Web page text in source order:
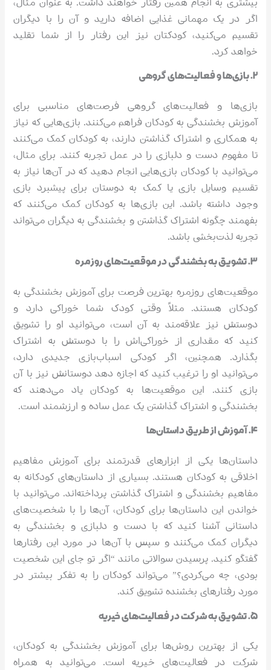
بیشتری به انجام همین رفتار خواهند داشت. به عنوان مثال،
اگر در یک مهمانی غذایی اضافه دارید و آن را با دیگران
تقسیم می‌کنید، کودکتان نیز این رفتار را از شما تقلید
خواهد کرد.
۲. بازی‌ها و فعالیت‌های گروهی
بازی‌ها و فعالیت‌های گروهی فرصت‌های مناسبی برای
آموزش بخشندگی به کودکان فراهم می‌کنند. بازی‌هایی که نیاز
به همکاری و اشتراک گذاشتن دارند، به کودکان کمک می‌کنند
تا مفهوم دست و دلبازی را در عمل تجربه کنند. برای مثال،
می‌توانید با کودکان بازی‌هایی انجام دهید که در آن‌ها نیاز به
تقسیم وسایل بازی یا کمک به دوستان برای پیشبرد بازی
وجود داشته باشد. این بازی‌ها به کودکان کمک می‌کنند که
بفهمند چگونه اشتراک گذاشتن و بخشندگی به دیگران می‌تواند
تجربه لذت‌بخشی باشد.
۳. تشویق به بخشندگی در موقعیت‌های روزمره
موقعیت‌های روزمره بهترین فرصت برای آموزش بخشندگی به
کودکان هستند. مثلاً وقتی کودک شما خوراکی دارد و
دوستش نیز علاقه‌مند به آن است، می‌توانید او را تشویق
کنید که مقداری از خوراکی‌اش را با دوستش به اشتراک
بگذارد. همچنین، اگر کودکی اسباب‌بازی جدیدی دارد،
می‌توانید او را ترغیب کنید که اجازه دهد دوستانش نیز با آن
بازی کنند. این موقعیت‌ها به کودکان یاد می‌دهند که
بخشندگی و اشتراک گذاشتن یک عمل ساده و ارزشمند است.
۴. آموزش از طریق داستان‌ها
داستان‌ها یکی از ابزارهای قدرتمند برای آموزش مفاهیم
اخلاقی به کودکان هستند. بسیاری از داستان‌های کودکانه به
مفاهیم بخشندگی و اشتراک گذاشتن پرداخته‌اند. می‌توانید با
خواندن این داستان‌ها برای کودکان، آن‌ها را با شخصیت‌های
داستانی آشنا کنید که با دست و دلبازی و بخشندگی به
دیگران کمک می‌کنند و سپس با آن‌ها در مورد این رفتارها
گفتگو کنید. پرسیدن سوالاتی مانند “اگر تو جای این شخصیت
بودی، چه می‌کردی؟” می‌تواند کودکان را به تفکر بیشتر در
مورد رفتارهای بخشنده تشویق کند.
۵. تشویق به شرکت در فعالیت‌های خیریه
یکی از بهترین روش‌ها برای آموزش بخشندگی به کودکان،
شرکت در فعالیت‌های خیریه است. می‌توانید به همراه